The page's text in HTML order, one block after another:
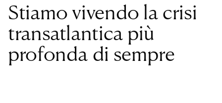
Stiamo vivendo la crisi
transatlantica più
profonda di sempre